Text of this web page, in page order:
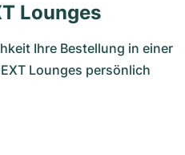
Lounges
Ihre Bestellung in einer
Lounges persönlich